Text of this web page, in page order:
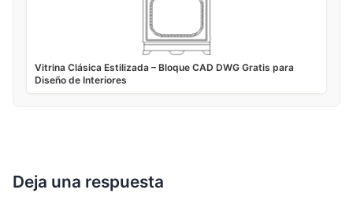
Vitrina Clásica Estilizada – Bloque CAD DWG Gratis para
Diseño de Interiores
Deja una respuesta